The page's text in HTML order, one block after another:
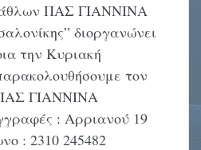
ΠΑΣ ΓΙΑΝΝΙΝΑ
διοργανώνει
την Κυριακή
τον
ΓΙΑΝΝΙΝΑ
: Αρριανού 19
245482